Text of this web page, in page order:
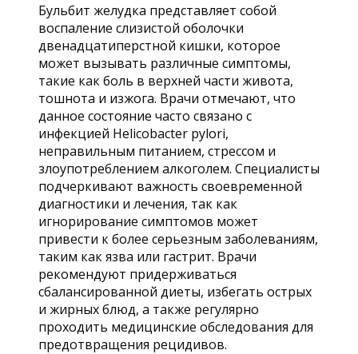
Бульбит желудка представляет собой
воспаление слизистой оболочки
двенадцатиперстной кишки, которое
может вызывать различные симптомы,
такие как боль в верхней части живота,
тошнота и изжога. Врачи отмечают, что
данное состояние часто связано с
инфекцией Helicobacter pylori,
неправильным питанием, стрессом и
злоупотреблением алкоголем. Специалисты
подчеркивают важность своевременной
диагностики и лечения, так как
игнорирование симптомов может
привести к более серьезным заболеваниям,
таким как язва или гастрит. Врачи
рекомендуют придерживаться
сбалансированной диеты, избегать острых
и жирных блюд, а также регулярно
проходить медицинские обследования для
предотвращения рецидивов.